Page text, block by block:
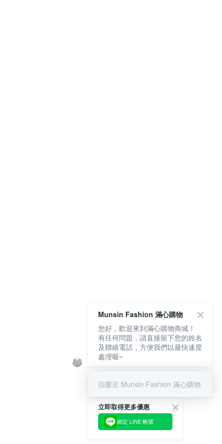
立即取得更多優惠
綁定 LINE 帳號
Munsin Fashion 滿心購物
您好，歡迎來到滿心購物商城！
有任何問題，請直接留下您的姓名
及聯絡電話，方便我們以最快速度
處理喔~
回覆至 Munsin Fashion 滿心購物